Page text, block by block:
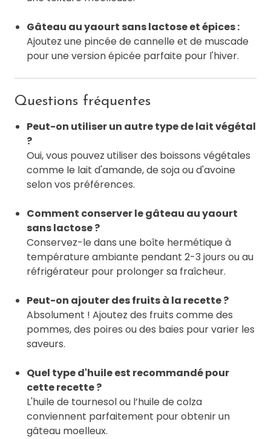
Gâteau au yaourt sans lactose et épices :
Ajoutez une pincée de cannelle et de muscade
pour une version épicée parfaite pour l'hiver.
Questions fréquentes
Peut-on utiliser un autre type de lait végétal
?
Oui, vous pouvez utiliser des boissons végétales
comme le lait d'amande, de soja ou d'avoine
selon vos préférences.
Comment conserver le gâteau au yaourt
sans lactose ?
Conservez-le dans une boîte hermétique à
température ambiante pendant 2-3 jours ou au
réfrigérateur pour prolonger sa fraîcheur.
Peut-on ajouter des fruits à la recette ?
Absolument ! Ajoutez des fruits comme des
pommes, des poires ou des baies pour varier les
saveurs.
Quel type d'huile est recommandé pour
cette recette ?
L'huile de tournesol ou l’huile de colza
conviennent parfaitement pour obtenir un
gâteau moelleux.